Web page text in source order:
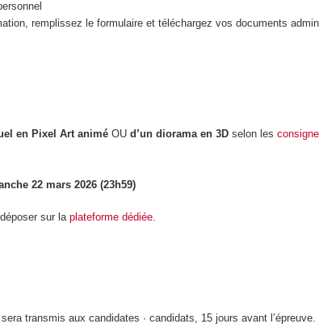
remplissez le formulaire et téléchargez vos documents
en Pixel Art animé OUd’un diorama en 3D selon les
22 mars 2026 (23h59)
sur la plateforme dédiée.
transmis aux candidates · candidats, 15 jours avant l’épreuve.